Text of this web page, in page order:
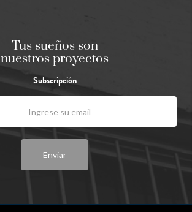
Tus sueños son
nuestros proyectos
Subscripción
Enviar